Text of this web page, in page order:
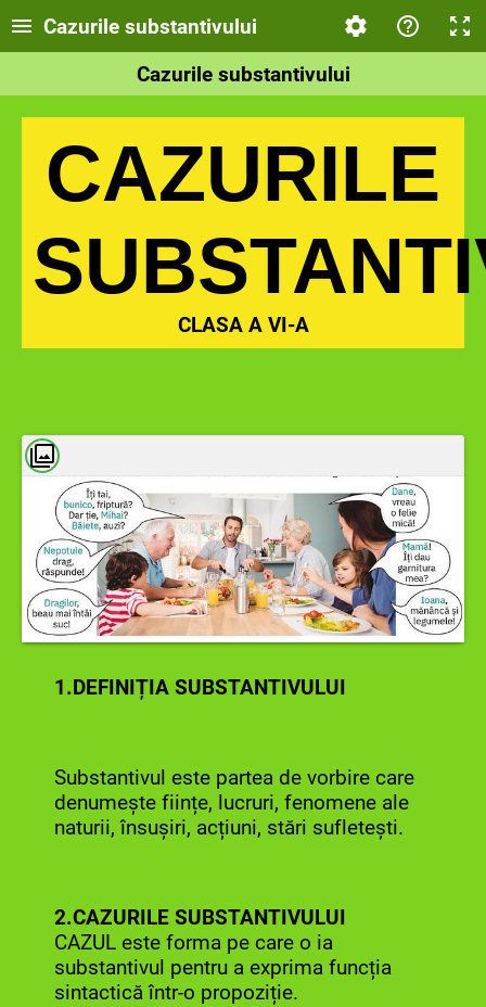
Cazurile substantivului
Cazurile substantivului
CAZURILE
CLASA A VI-A
1.DEFINIȚIA SUBSTANTIVULUI
Substantivul este partea de vorbire care
denumește ființe, lucruri, fenomene ale
naturii, însușiri, acțiuni, stări sufletești.
2.CAZURILE SUBSTANTIVULUI
CAZUL este forma pe care o ia
substantivul pentru a exprima funcția
sintactică într-o propoziție.